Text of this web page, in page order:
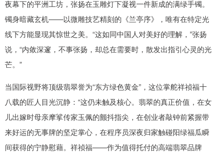
夜幕下的平洲工坊，张扬在玉雕灯下凝视一件新成的满绿手镯。
镯身暗藏玄机——以微雕技艺精刻的《兰亭序》，唯有在特定光
线下方能显现其惊世之美。“这如同中国人对美好的理解，”张扬
说，“内敛深邃，不事张扬，却总在需要时，散发出指引心灵的光
芒。”
当国际视野将顶级翡翠誉为“东方绿色黄金”，这位掌舵祥祯福十
八载的匠人目光沉静：“这仍未触及核心。翡翠的真正价值，在女
儿出嫁时母亲摩挲传家玉佩的颤抖指尖，在创业者敲钟前紧握带
来好运的无事牌的坚定掌心，在程序员深夜归家触碰阳绿福瓜瞬
间获得的宁静慰藉。祥祯福——作为值得托付的高端翡翠品牌